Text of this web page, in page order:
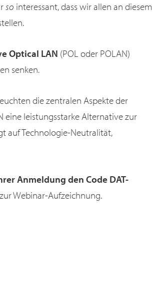
so interessant, dass wir allen an diesem
Optical LAN (POL oder POLAN)
senken.
die zentralen Aspekte der
eine leistungsstarke Alternative zur
auf Technologie-Neutralität,
Anmeldung den Code DAT-
Webinar-Aufzeichnung.